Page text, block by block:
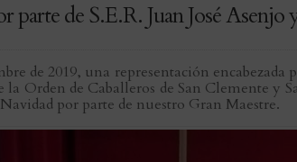
parte de S.E.R. Juan José Asenjo
de 2019, una representación
Orden de Caballeros de San Clemente y
por parte de nuestro Gran Maestre.